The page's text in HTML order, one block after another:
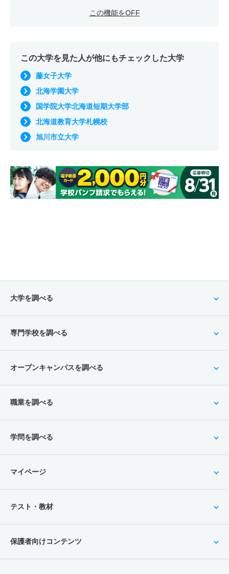
この機能をOFF
この大学を見た人が他にもチェックした大学
藤女子大学
北海学園大学
国学院大学北海道短期大学部
北海道教育大学札幌校
旭川市立大学
大学を調べる
専門学校を調べる
オープンキャンパスを調べる
職業を調べる
学問を調べる
マイページ
テスト・教材
保護者向けコンテンツ